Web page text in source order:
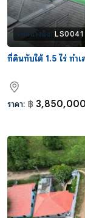
รหัสอ้างอิง: LS0041
ที่ดินทับใต้ 1.5 ไร่ ทำเ
ราคา: ฿ 3,850,000